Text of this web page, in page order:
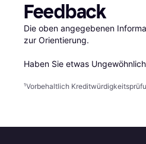
Feedback
Die oben angegebenen
zur Orientierung.
Haben Sie etwas
¹Vorbehaltlich